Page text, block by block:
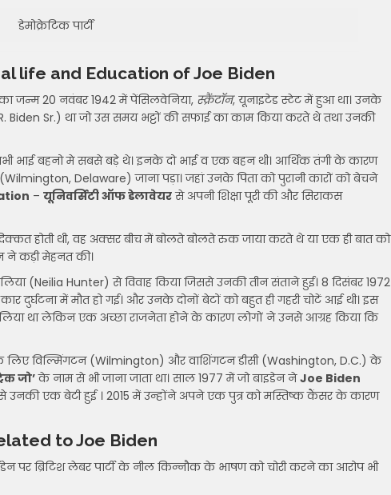
डेमोक्रेटिक पार्टी
life and Education of Joe Biden
जन्म 20 नवंबर 1942 में पेंसिलवेनिया, स्क्रैंटॉन, यूनाइटेड स्टेट में हुआ था। उनके
Biden Sr.) था जो उस समय भट्टों की सफाई का काम किया करते थे तथा उनकी
भाई बहनो मे सबसे बड़े थे। इनके दो भाई व एक बहन थी। आर्थिक तंगी के कारण
Delaware) जाना पड़ा। जहां उनके पिता को पुरानी कारों को बेचने
– यूनिवर्सिटी ऑफ डेलावेयरसे अपनी शिक्षा पूरी की और सिराकस
होती थी, वह अक्सर बीच में बोलते बोलते रुक जाया करते थे या एक ही बात को
ने कड़ी मेहनत की।
(Neilia Hunter) से विवाह किया जिससे उनकी तीन संताने हुई। 8 दिसंबर 1972
दुर्घटना में मौत हो गई। और उनके दोनों बेटों को बहुत ही गहरी चोटें आई थी। इस
लिया था लेकिन एक अच्छा राजनेता होने के कारण लोगों ने उनसे आग्रह किया कि
लिए विल्मिंगटन (Wilmington) और वाशिंगटन डीसी (Washington, D.C.) के
जो’के नाम से भी जाना जाता था। साल 1977 में जो बाइडेन नेJoe Biden
उनकी एक बेटी हुई । 2015 में उन्होंने अपने एक पुत्र को मस्तिष्क कैंसर के कारण
to Joe Biden
पर ब्रिटिश लेबर पार्टी के नील किन्नौक के भाषण को चोरी करने का आरोप भी